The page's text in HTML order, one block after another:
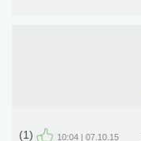
07.10.15 | 10:04
(1)